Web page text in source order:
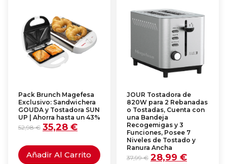
Pack Brunch Magefesa
Exclusivo: Sandwichera
GOUDA y Tostadora SUN
UP | Ahorra hasta un 43%
52,98€ 35,28 €
Añadir Al Carrito
JOUR Tostadora de
820W para 2 Rebanadas
o Tostadas, Cuenta con
una Bandeja
Recogemigas y 3
Funciones, Posee 7
Niveles de Tostado y
Ranura Ancha
37,99€ 28,99 €